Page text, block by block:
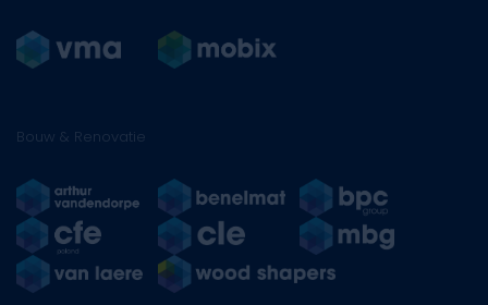
Bouw & Renovatie